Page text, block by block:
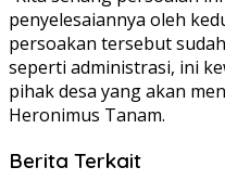
penyelesaiannya oleh
persoakan tersebut
seperti administrasi, ini
pihak desa yang akan
Heronimus Tanam.
Berita Terkait